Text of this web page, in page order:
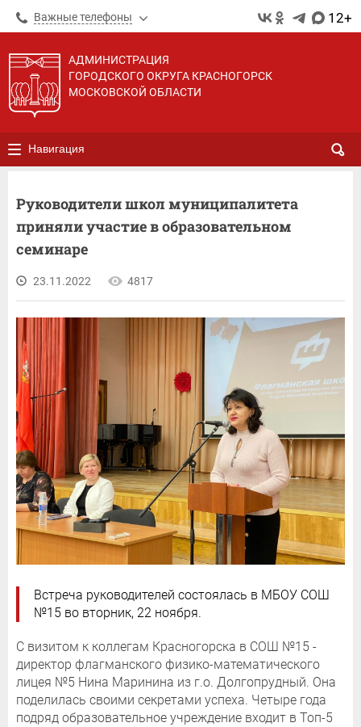
Важные телефоны 12+
АДМИНИСТРАЦИЯ
ГОРОДСКОГО ОКРУГА КРАСНОГОРСК
МОСКОВСКОЙ ОБЛАСТИ
Навигация
Руководители школ муниципалитета
приняли участие в образовательном
семинаре
23.11.2022 4817
Встреча руководителей состоялась в МБОУ СОШ
№15 во вторник, 22 ноября.
С визитом к коллегам Красногорска в СОШ №15 -
директор флагманского физико-математического
лицея №5 Нина Маринина из г.о. Долгопрудный. Она
поделилась своими секретами успеха. Четыре года
подряд образовательное учреждение входит в Топ-5